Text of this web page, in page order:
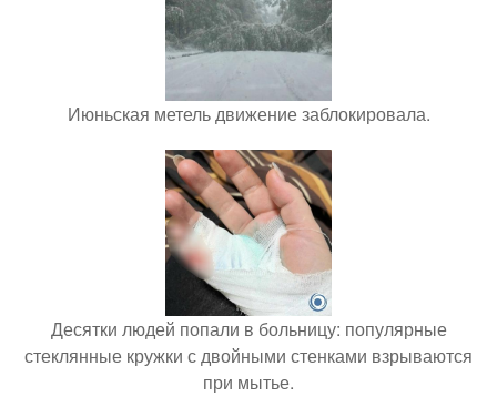
Июньская метель движение заблокировала.
Десятки людей попали в больницу: популярные
стеклянные кружки с двойными стенками взрываются
при мытье.